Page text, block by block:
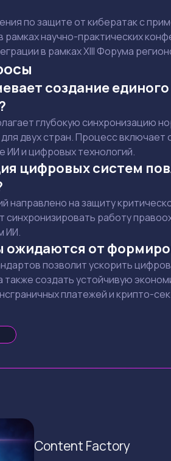
по защите от кибератак с
научно-практических
в рамках XIII Форума
создание
глубокую синхронизацию
двух стран. Процесс
ИИ и цифровых технологий.
цифровых систем
направлено на защиту
работу
ИИ.
ожидаются от
позволит ускорить
также создать устойчивую
платежей и крипто-
Content Factory